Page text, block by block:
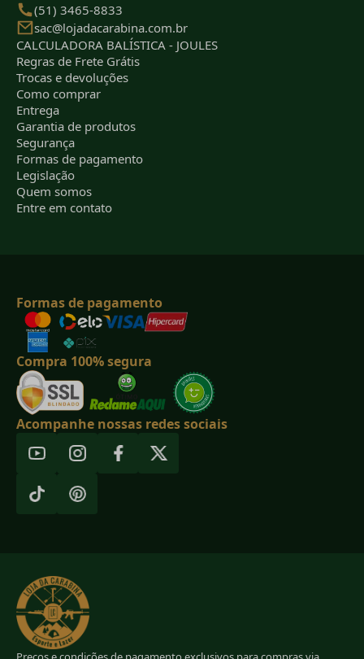
(51) 3465-8833
sac@lojadacarabina.com.br
CALCULADORA BALÍSTICA - JOULES
Regras de Frete Grátis
Trocas e devoluções
Como comprar
Entrega
Garantia de produtos
Segurança
Formas de pagamento
Legislação
Quem somos
Entre em contato
Formas de pagamento
Compra 100% segura
Acompanhe nossas redes sociais